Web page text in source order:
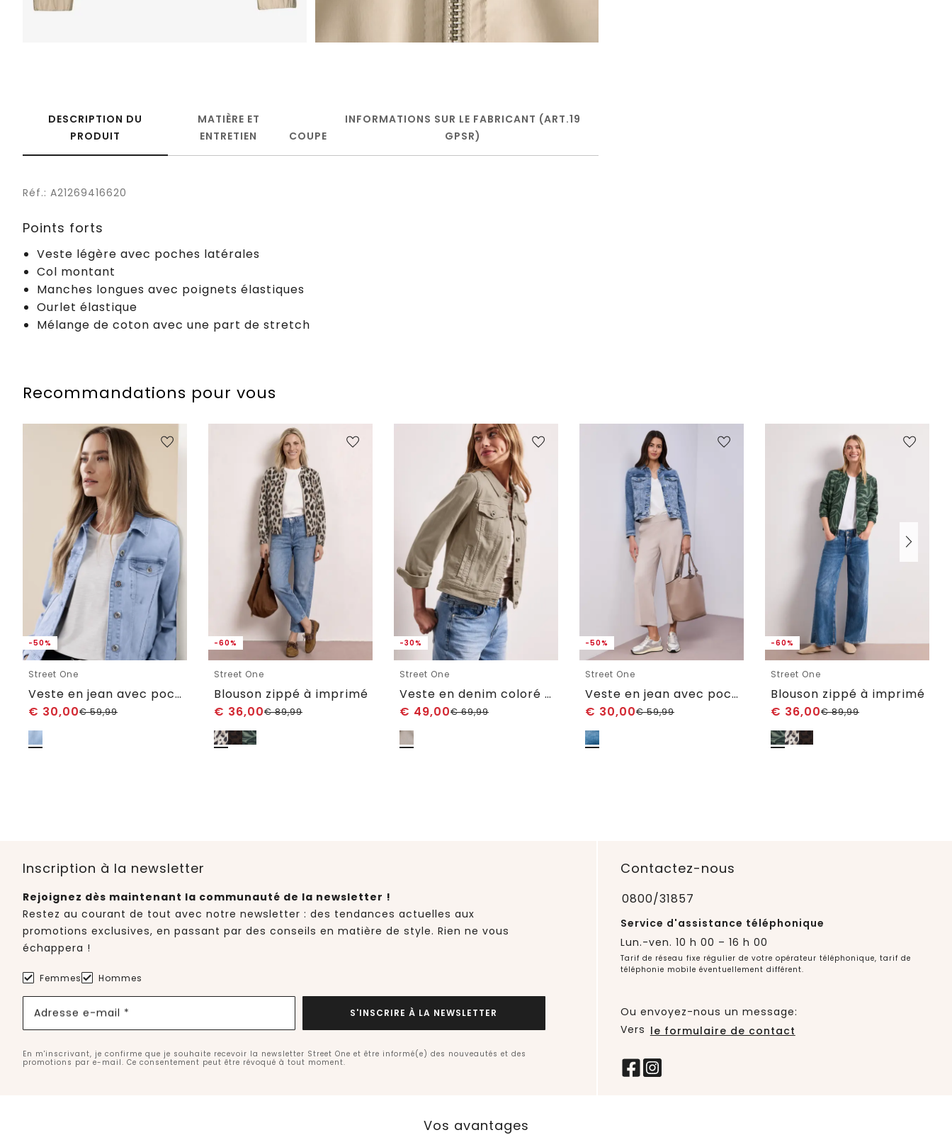
DESCRIPTION DU
PRODUIT
MATIÈRE ET
ENTRETIEN
COUPE
INFORMATIONS SUR LE FABRICANT (ART.19
GPSR)
Réf.: A21269416620
Points forts
Veste légère avec poches latérales
Col montant
Manches longues avec poignets élastiques
Ourlet élastique
Mélange de coton avec une part de stretch
Recommandations pour vous
-50%
Street One
Veste en jean avec poches poitrine et boutons
€ 30,00€59,99
-60%
Street One
Blouson zippé à imprimé
€ 36,00€89,99
-30%
Street One
Veste en denim coloré avec poches
€ 49,00€69,99
-50%
Street One
Veste en jean avec poches poitrine et boutons
€ 30,00€59,99
-60%
Street One
Blouson zippé à imprimé
€ 36,00€89,99
Inscription à la newsletter
Rejoignez dès maintenant la communauté de la newsletter !
Restez au courant de tout avec notre newsletter : des tendances actuelles aux
promotions exclusives, en passant par des conseils en matière de style. Rien ne vous
échappera !
Femmes Hommes
Adresse e-mail * S'INSCRIRE À LA NEWSLETTER
En m'inscrivant, je confirme que je souhaite recevoir la newsletter Street One et être informé(e) des nouveautés et des
promotions par e-mail. Ce consentement peut être révoqué à tout moment.
Contactez-nous
0800/31857
Service d'assistance téléphonique
Lun.-ven. 10 h 00 – 16 h 00
Tarif de réseau fixe régulier de votre opérateur téléphonique, tarif de
téléphonie mobile éventuellement différent.
Ou envoyez-nous un message:
Vers le formulaire de contact
Vos avantages